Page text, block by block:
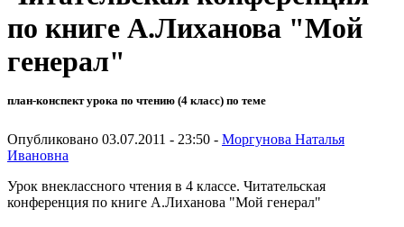
по книге А.Лиханова "Мой
генерал"
план-конспект урока по чтению (4 класс) по теме
Опубликовано 03.07.2011 - 23:50 - Моргунова Наталья
Ивановна
Урок внеклассного чтения в 4 классе. Читательская
конференция по книге А.Лиханова "Мой генерал"